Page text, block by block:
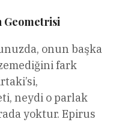
Geometrisi
onun başka
fark
neydi o parlak
yoktur. Epirus